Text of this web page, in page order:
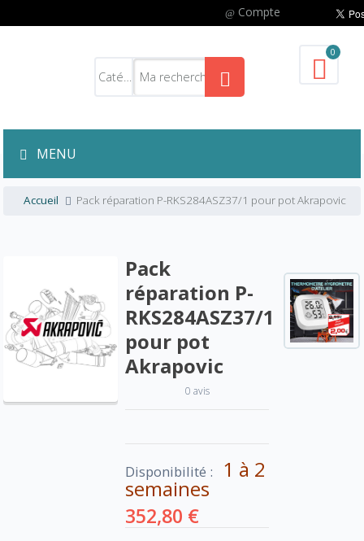
Compte
0
MENU
Accueil Pack réparation P-RKS284ASZ37/1 pour pot Akrapovic
Pack
réparation P-
RKS284ASZ37/1
pour pot
Akrapovic
0 avis
Disponibilité : 1 à 2
semaines
352,80 €